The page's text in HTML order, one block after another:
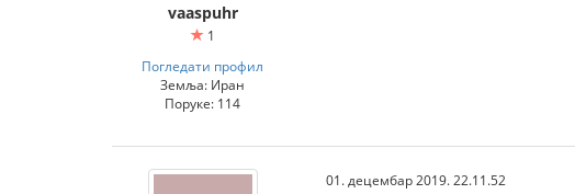
vaaspuhr
1
Погледати профил
Земља: Иран
Поруке: 114
01. децембар 2019. 22.11.52